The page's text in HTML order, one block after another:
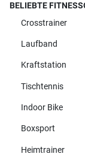
BELIEBTE
Crosstrainer
Laufband
Kraftstation
Tischtennis
Indoor Bike
Boxsport
Heimtrainer